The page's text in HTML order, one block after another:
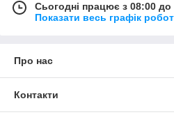
Сьогодні працює з 08:00 до
Показати весь графік
Про нас
Контакти